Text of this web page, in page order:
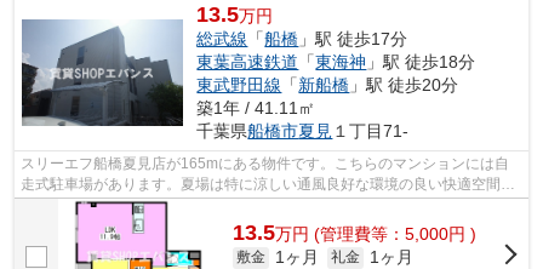
13.5万円
総武線 「船橋 」駅 徒歩17分
東葉高速鉄道 「東海神 」駅 徒歩18分
東武野田線 「新船橋 」駅 徒歩20分
築1年 / 41.11㎡
千葉県船橋市夏見 １丁目71-
スリーエフ船橋夏見店が165mにある物件です。こちらのマンションには自
走式駐車場があります。夏場は特に涼しい通風良好な環境の良い快適空間を
どうぞ。2025年築の物件です。047-460-2...
13.5万円 (管理費等：5,000円 )
敷金 1ヶ月 礼金
1ヶ月